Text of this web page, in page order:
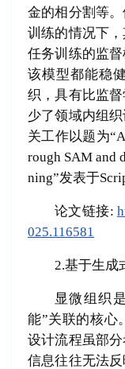
金的相分割等
训练的情况下
任务训练的监
该模型都能稳
织，具有比监
少了领域内组
关工作以题为
rough SAM and
ning”发表于
论文链接:
025.116581
2.基于生成
显微组织
能”关联的核心
设计流程虽部
信息往往无法